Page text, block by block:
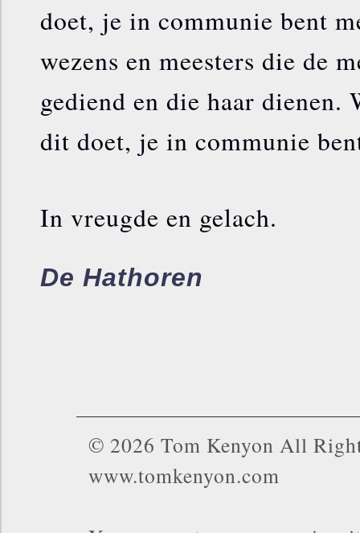
doet, je in communie bent
wezens en meesters die de
gediend en die haar dienen.
dit doet, je in communie
In vreugde en gelach.
De Hathoren
© 2026 Tom Kenyon All
www.tomkenyon.com